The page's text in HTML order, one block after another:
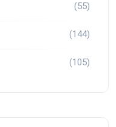
(55)
(144)
(105)